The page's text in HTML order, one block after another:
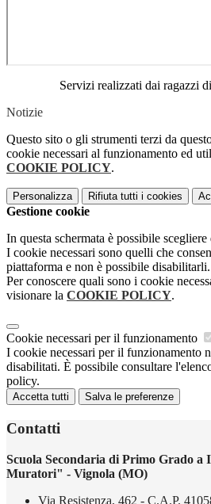
Servizi realizzati dai ragazzi di
Notizie
Questo sito o gli strumenti terzi da
cookie necessari al funzionamento ed
COOKIE POLICY.
Personalizza Rifiuta tutti i cookies
Gestione cookie
In questa schermata è possibile
I cookie necessari sono quelli che
piattaforma e non è possibile disabilitarli.
Per conoscere quali sono i cookie
visionare la COOKIE POLICY.
Cookie necessari per il funzionamento
I cookie necessari per il funzionamento
disabilitati. È possibile consultare
policy.
Accetta tutti Salva le preferenze
Contatti
Scuola Secondaria di Primo Grado
Muratori" - Vignola (MO)
Via Resistenza, 462 - C.A.P.